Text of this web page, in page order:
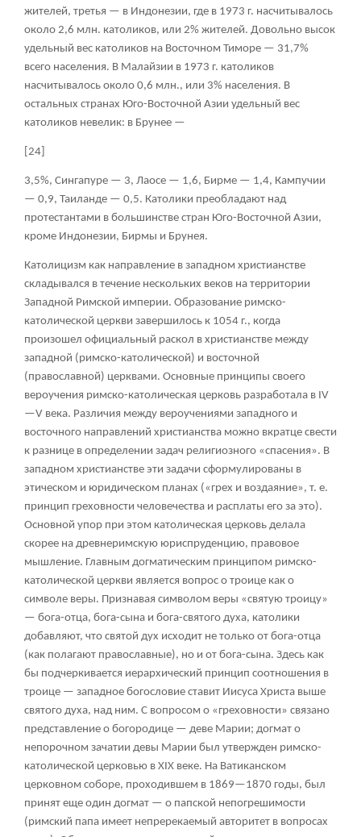
жителей, третья — в Индонезии, где в 1973 г. насчитывалось
около 2,6 млн. католиков, или 2% жителей. Довольно высок
удельный вес католиков на Восточном Тиморе — 31,7%
всего населения. В Малайзии в 1973 г. католиков
насчитывалось около 0,6 млн., или 3% населения. В
остальных странах Юго-Восточной Азии удельный вес
католиков невелик: в Брунее —
[24]
3,5%, Сингапуре — 3, Лаосе — 1,6, Бирме — 1,4, Кампучии
— 0,9, Таиланде — 0,5. Католики преобладают над
протестантами в большинстве стран Юго-Восточной Азии,
кроме Индонезии, Бирмы и Брунея.
Католицизм как направление в западном христианстве
складывался в течение нескольких веков на территории
Западной Римской империи. Образование римско-
католической церкви завершилось к 1054 г., когда
произошел официальный раскол в христианстве между
западной (римско-католической) и восточной
(православной) церквами. Основные принципы своего
вероучения римско-католическая церковь разработала в IV
—V века. Различия между вероучениями западного и
восточного направлений христианства можно вкратце свести
к разнице в определении задач религиозного «спасения». В
западном христианстве эти задачи сформулированы в
этическом и юридическом планах («грех и воздаяние», т. е.
принцип греховности человечества и расплаты его за это).
Основной упор при этом католическая церковь делала
скорее на древнеримскую юриспруденцию, правовое
мышление. Главным догматическим принципом римско-
католической церкви является вопрос о троице как о
символе веры. Признавая символом веры «святую троицу»
— бога-отца, бога-сына и бога-святого духа, католики
добавляют, что святой дух исходит не только от бога-отца
(как полагают православные), но и от бога-сына. Здесь как
бы подчеркивается иерархический принцип соотношения в
троице — западное богословие ставит Иисуса Христа выше
святого духа, над ним. С вопросом о «греховности» связано
представление о богородице — деве Марии; догмат о
непорочном зачатии девы Марии был утвержден римско-
католической церковью в XIX веке. На Ватиканском
церковном соборе, проходившем в 1869—1870 годы, был
принят еще один догмат — о папской непогрешимости
(римский папа имеет непререкаемый авторитет в вопросах